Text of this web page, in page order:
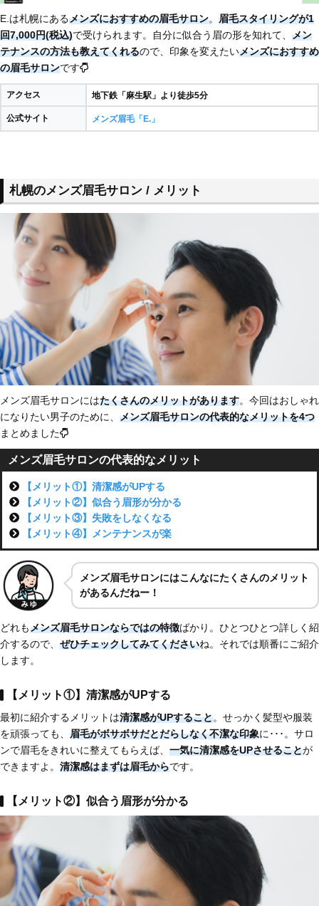
E.は札幌にあるメンズにおすすめの眉毛サロン。 眉毛スタイリングが1
回7,000円(税込)で受けられます。自分に似合う眉の形を知れて、 メン
テナンスの方法も教えてくれるので、印象を変えたいメンズにおすすめ
の眉毛サロンです
アクセス 地下鉄「麻生駅」より徒歩5分
公式サイト メンズ眉毛「E.」
札幌のメンズ眉毛サロン / メリット
メンズ眉毛サロンにはたくさんのメリットがあります。今回はおしゃれ
になりたい男子のために、 メンズ眉毛サロンの代表的なメリットを4つ
まとめました
メンズ眉毛サロンの代表的なメリット
【メリット①】清潔感がUPする
【メリット②】似合う眉形が分かる
【メリット③】失敗をしなくなる
【メリット④】メンテナンスが楽
メンズ眉毛サロンにはこんなにたくさんのメリット
があるんだねー！
どれもメンズ眉毛サロンならではの特徴ばかり。ひとつひとつ詳しく紹
介するので、 ぜひチェックしてみてくださいね。それでは順番にご紹介
します。
【メリット①】清潔感がUPする
最初に紹介するメリットは清潔感がUPすること。せっかく髪型や服装
を頑張っても、 眉毛がボサボサだとだらしなく不潔な印象に･･･。サロ
ンで眉毛をきれいに整えてもらえば、 一気に清潔感をUPさせることが
できますよ。 清潔感はまずは眉毛からです。
【メリット②】似合う眉形が分かる